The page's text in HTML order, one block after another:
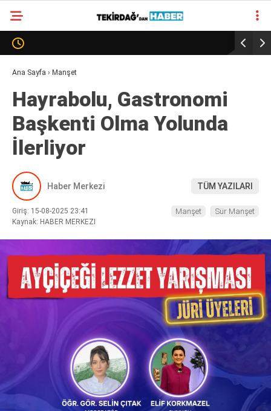
WhatsApp İhbar
Hattı
30.9
TEKIRDAĞ
SÜR MANŞET
ALT MANŞET
Ana Sayfa › Manşet
Hayrabolu, Gastronomi
Başkenti Olma Yolunda
İlerliyor
Haber Merkezi TÜM YAZILARI
Giriş: 15-08-2025 23:41
Kaynak: HABER MERKEZI
Manşet Sür Manşet